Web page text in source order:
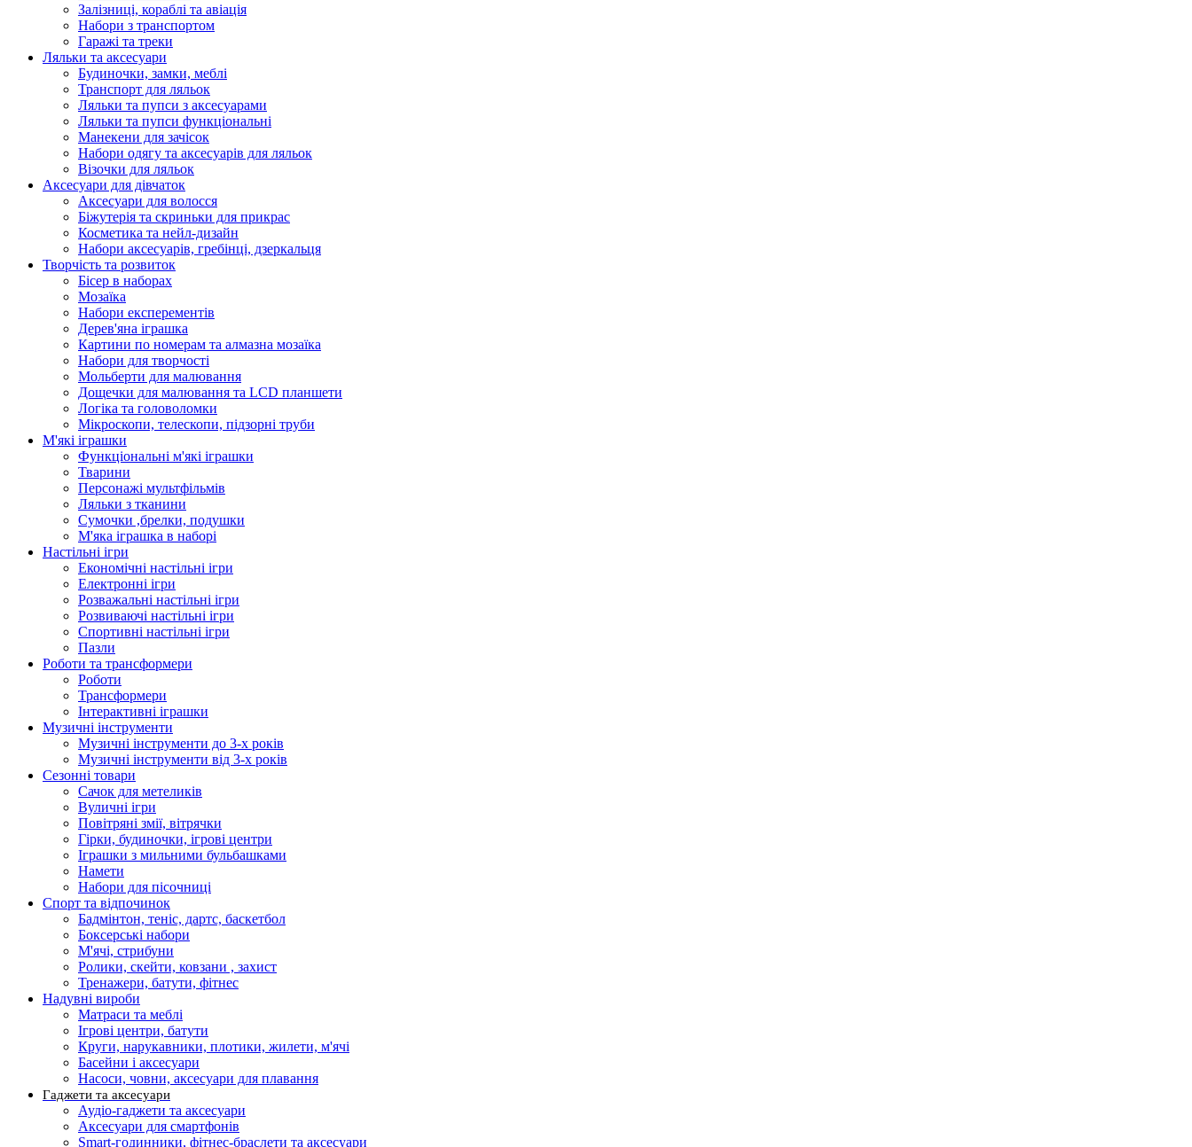
Залізниці, кораблі та авіація
Набори з транспортом
Гаражі та треки
Ляльки та аксесуари
Будиночки, замки, меблі
Транспорт для ляльок
Ляльки та пупси з аксесуарами
Ляльки та пупси функціональні
Манекени для зачісок
Набори одягу та аксесуарів для ляльок
Візочки для ляльок
Аксесуари для дівчаток
Аксесуари для волосся
Біжутерія та скриньки для прикрас
Косметика та нейл-дизайн
Набори аксесуарів, гребінці, дзеркальця
Творчість та розвиток
Бісер в наборах
Мозаїка
Набори експерементів
Дерев'яна іграшка
Картини по номерам та алмазна мозаїка
Набори для творчості
Мольберти для малювання
Дощечки для малювання та LCD планшети
Логіка та головоломки
Мікроскопи, телескопи, підзорні труби
М'які іграшки
Функціональні м'які іграшки
Тварини
Персонажі мультфільмів
Ляльки з тканини
Сумочки ,брелки, подушки
М'яка іграшка в наборі
Настільні ігри
Економічні настільні ігри
Електронні ігри
Розважальні настільні ігри
Розвиваючі настільні ігри
Спортивні настільні ігри
Пазли
Роботи та трансформери
Роботи
Трансформери
Інтерактивні іграшки
Музичні інструменти
Музичні інструменти до 3-х років
Музичні інструменти від 3-х років
Сезонні товари
Сачок для метеликів
Вуличні ігри
Повітряні змії, вітрячки
Гірки, будиночки, ігрові центри
Іграшки з мильними бульбашками
Намети
Набори для пісочниці
Спорт та відпочинок
Бадмінтон, теніс, дартс, баскетбол
Боксерські набори
М'ячі, стрибуни
Ролики, скейти, ковзани , захист
Тренажери, батути, фітнес
Надувні вироби
Матраси та меблі
Ігрові центри, батути
Круги, нарукавники, плотики, жилети, м'ячі
Басейни і аксесуари
Насоси, човни, аксесуари для плавання
Гаджети та аксесуари
Аудіо-гаджети та аксесуари
Аксесуари для смартфонів
Smart-годинники, фітнес-браслети та аксесуари